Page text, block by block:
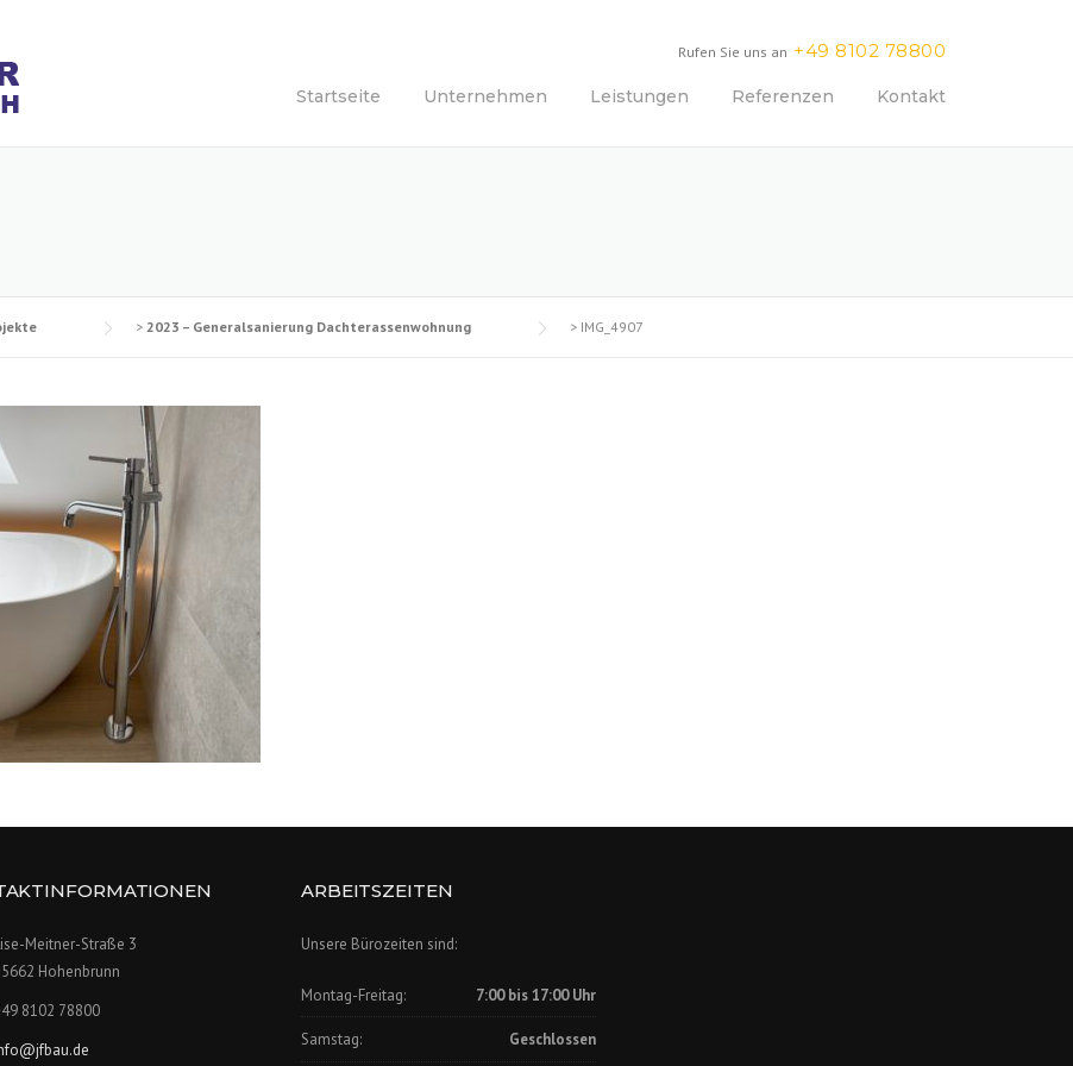
Rufen Sie uns an +49 8102 78800
Startseite Unternehmen Leistungen Referenzen Kontakt
> 2023 – Generalsanierung Dachterassenwohnung > IMG_4907
Meitner-Straße 3
Hohenbrunn
8102 78800
ARBEITSZEITEN
Unsere Bürozeiten sind:
Montag-Freitag: 7:00 bis 17:00 Uhr
Samstag: Geschlossen